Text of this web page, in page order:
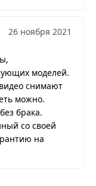
26 ноября 2021
моделей.
снимают
можно.
брака.
со своей
на